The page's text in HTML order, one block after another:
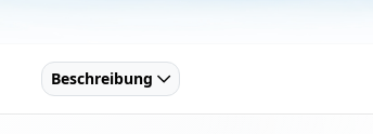
Beschreibung